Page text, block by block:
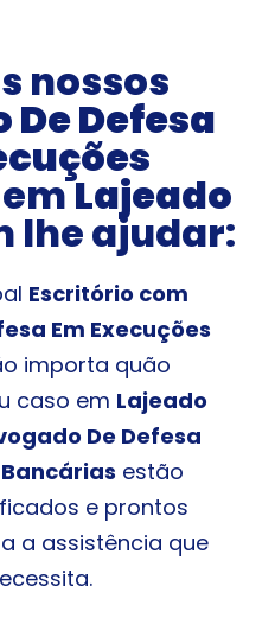
nossos
Defesa
emLajeado
lhe ajudar:
Escritório com
Em Execuções
importa quão
caso em Lajeado
De Defesa
estão
e prontos
a assistência que